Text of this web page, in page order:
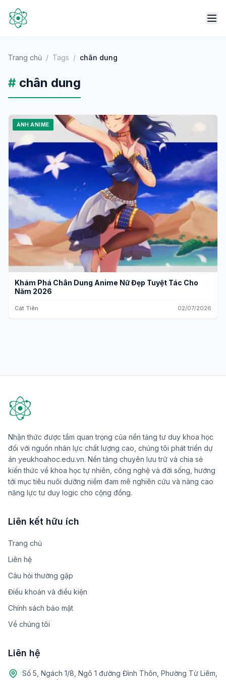
Trang chủ / Tags / chân dung
# chân dung
ẢNH ANIME
Khám Phá Chân Dung Anime Nữ Đẹp Tuyệt Tác Cho
Năm 2026
Cát Tiên 02/07/2026
Nhận thức được tầm quan trọng của nền tảng tư duy khoa học
đối với nguồn nhân lực chất lượng cao, chúng tôi phát triển dự
án yeukhoahoc.edu.vn. Nền tảng chuyên lưu trữ và chia sẻ
kiến thức về khoa học tự nhiên, công nghệ và đời sống, hướng
tới mục tiêu nuôi dưỡng niềm đam mê nghiên cứu và nâng cao
năng lực tư duy logic cho cộng đồng.
Liên kết hữu ích
Trang chủ
Liên hệ
Câu hỏi thường gặp
Điều khoản và điều kiện
Chính sách bảo mật
Về chúng tôi
Liên hệ
Số 5, Ngách 1/8, Ngõ 1 đường Đình Thôn, Phường Từ Liêm,